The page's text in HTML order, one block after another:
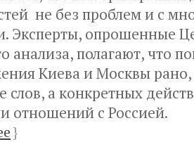
не без проблем и с
Эксперты, опрошенные
анализа, полагают, что
Киева и Москвы рано,
слов, а конкретных
отношений с Россией.
}